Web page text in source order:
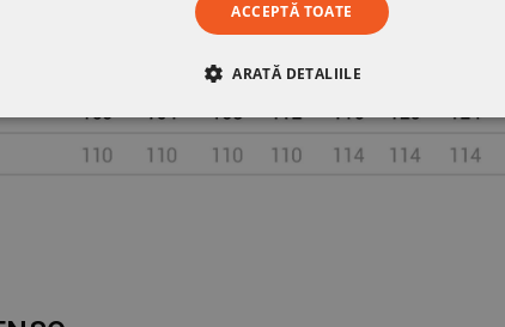
ACCEPTĂ TOATE
ARATĂ DETALIILE
DE PERFORMANȚĂ DE TARGETARE